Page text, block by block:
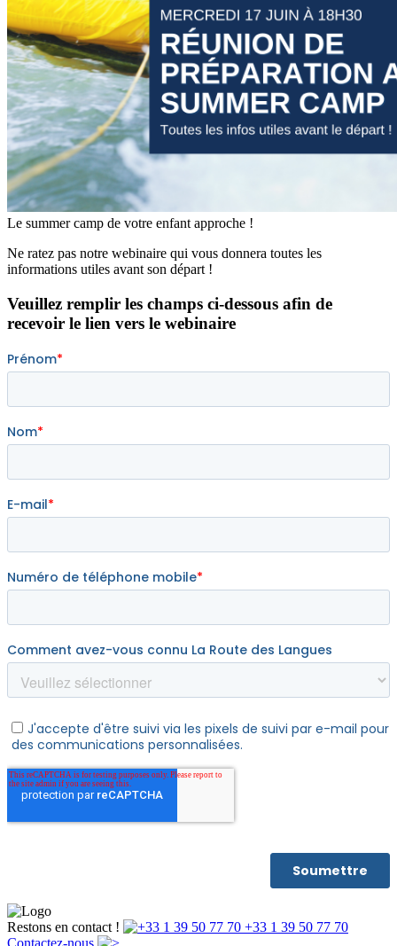
Le summer camp de votre enfant approche !
Ne ratez pas notre webinaire qui vous donnera toutes les
informations utiles avant son départ !
Veuillez remplir les champs ci-dessous afin de
recevoir le lien vers le webinaire
Restons en contact !
+33 1 39 50 77 70
Contactez-nous